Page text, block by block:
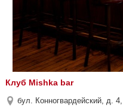
Клуб Mishka bar
бул. Конногвардейский, д.